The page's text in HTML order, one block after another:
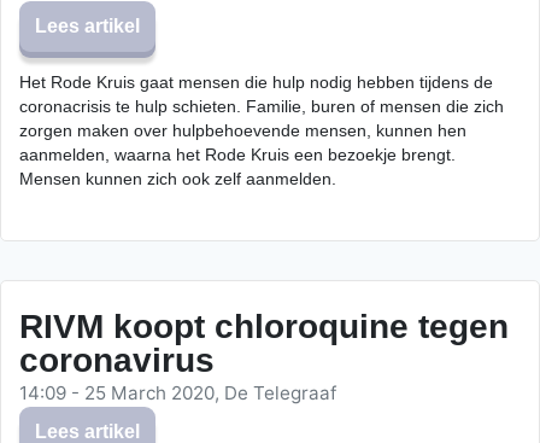
Lees artikel
Het Rode Kruis gaat mensen die hulp nodig hebben tijdens de
coronacrisis te hulp schieten. Familie, buren of mensen die zich
zorgen maken over hulpbehoevende mensen, kunnen hen
aanmelden, waarna het Rode Kruis een bezoekje brengt.
Mensen kunnen zich ook zelf aanmelden.
RIVM koopt chloroquine tegen
coronavirus
14:09 - 25 March 2020, De Telegraaf
Lees artikel